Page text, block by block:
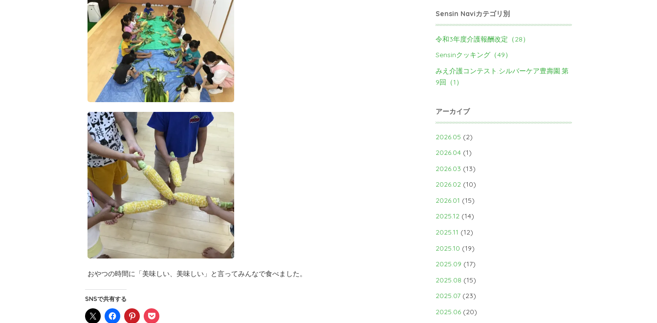
おやつの時間に「美味しい、美味しい」と言ってみんなで食べました。
SNSで共有する
Sensin Naviカテゴリ別
令和3年度介護報酬改定（28）
Sensinクッキング（49）
みえ介護コンテスト.シルバーケア豊壽園.第
9回（1）
アーカイブ
2026.05 (2)
2026.04(1)
2026.03 (13)
2026.02(10)
2026.01 (15)
2025.12(14)
2025.11 (12)
2025.10 (19)
2025.09 (17)
2025.08 (15)
2025.07(23)
2025.06(20)